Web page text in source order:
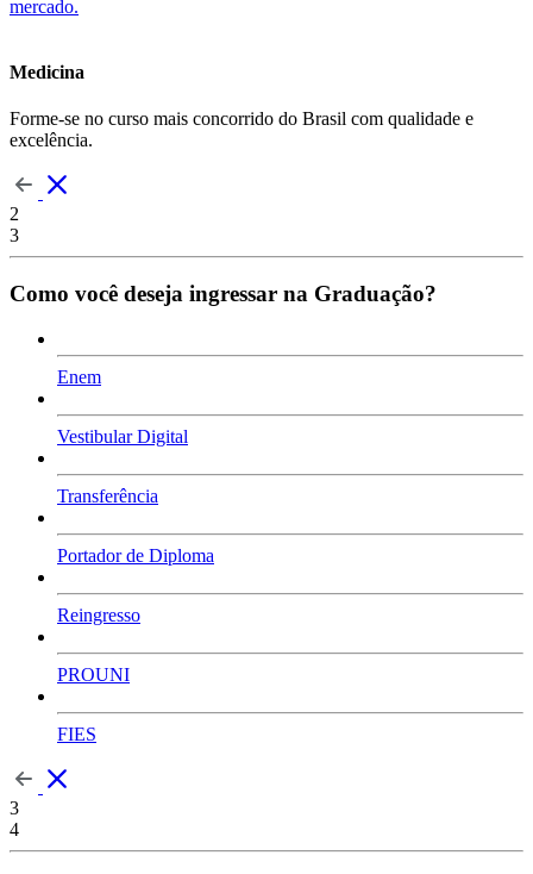
mercado.
Medicina
Forme-se no curso mais concorrido do Brasil com qualidade e
excelência.
2
3
Como você deseja ingressar na Graduação?
Enem
Vestibular Digital
Transferência
Portador de Diploma
Reingresso
PROUNI
FIES
3
4